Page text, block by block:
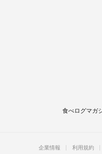
食べログマガ
企業情報 利用規約